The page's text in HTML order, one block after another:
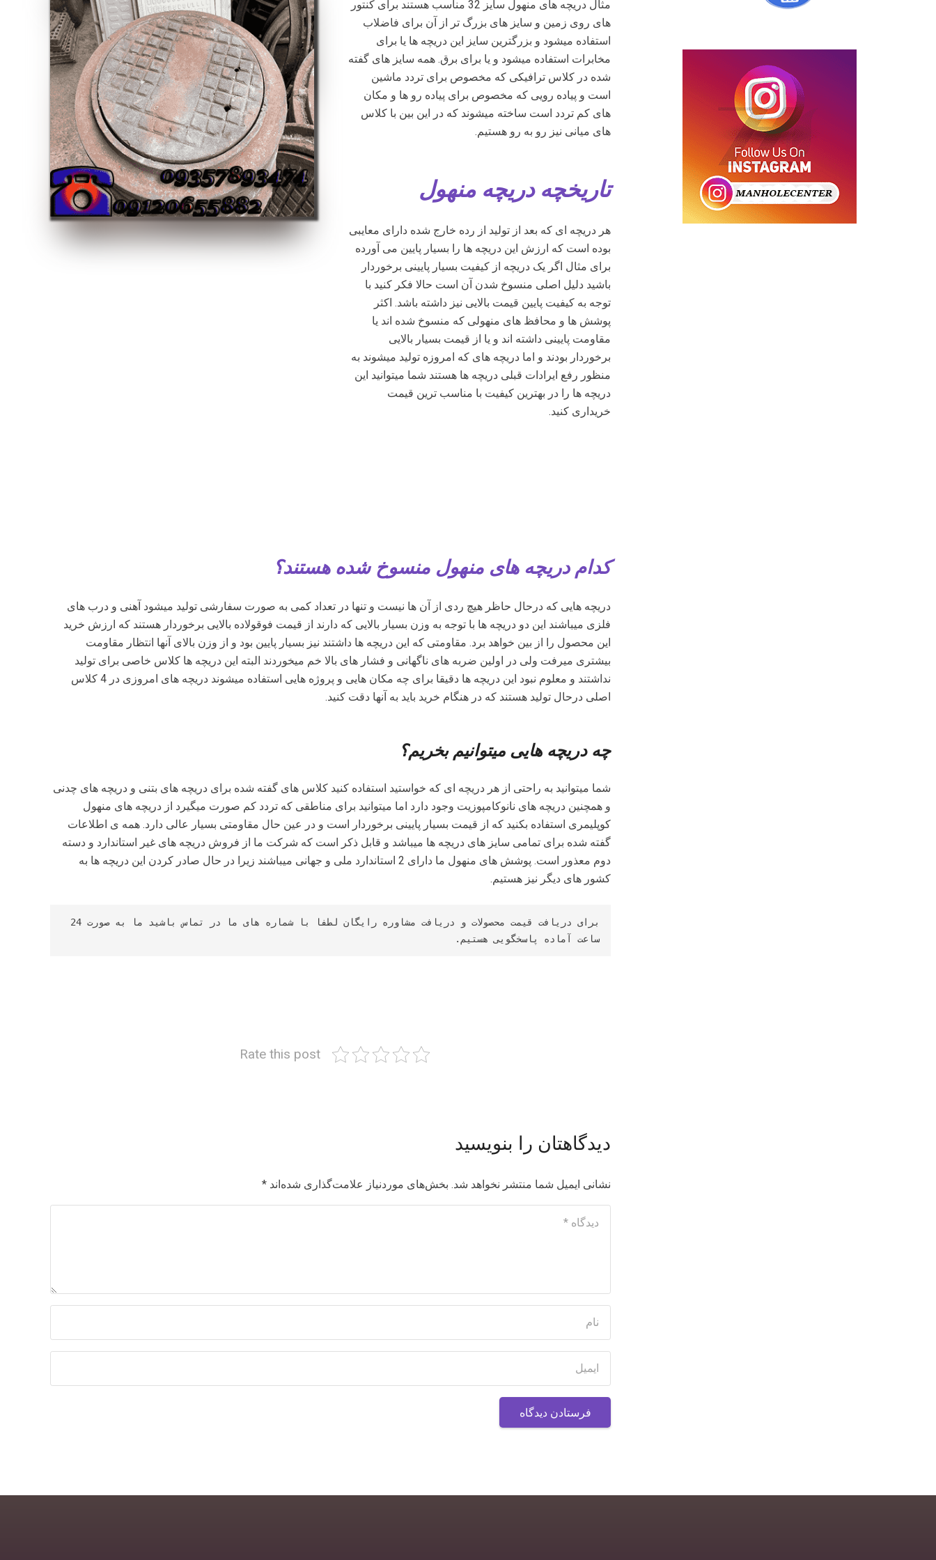
مثال دریچه های منهول سایز 32 مناسب هستند برای کنتور
های روی زمین و سایز های بزرگ تر از آن برای فاضلاب
استفاده میشود و بزرگترین سایز این دریچه ها یا برای
مخابرات استفاده میشود و یا برای برق. همه سایز های گفته
شده در کلاس ترافیکی که مخصوص برای تردد ماشین
است و پیاده رویی که مخصوص برای پیاده رو ها و مکان
های کم تردد است ساخته میشوند که در این بین با کلاس
های میانی نیز رو به رو هستیم.
تاریخچه دریچه منهول
هر دریچه ای که بعد از تولید از رده خارج شده دارای معایبی
بوده است که ارزش این دریچه ها را بسیار پایین می آورده
برای مثال اگر یک دریچه از کیفیت بسیار پایینی برخوردار
باشید دلیل اصلی منسوخ شدن آن است حالا فکر کنید با
توجه به کیفیت پایین قیمت بالایی نیز داشته باشد. اکثر
پوشش ها و محافظ های منهولی که منسوخ شده اند یا
مقاومت پایینی داشته اند و یا از قیمت بسیار بالایی
برخوردار بودند و اما دریچه های که امروزه تولید میشوند به
منظور رفع ایرادات قبلی دریچه ها هستند شما میتوانید این
دریچه ها را در بهترین کیفیت با مناسب ترین قیمت
خریداری کنید.
کدام دریچه های منهول منسوخ شده هستند؟
دریچه هایی که درحال حاظر هیچ ردی از آن ها نیست و تنها در تعداد کمی به صورت سفارشی تولید میشود آهنی و درب های
فلزی میباشند این دو دریچه ها با توجه به وزن بسیار بالایی که دارند از قیمت فوقولاده بالایی برخوردار هستند که ارزش خرید
این محصول را از بین خواهد برد. مقاومتی که این دریچه ها داشتند نیز بسیار پایین بود و از وزن بالای آنها انتظار مقاومت
بیشتری میرفت ولی در اولین ضربه های ناگهانی و فشار های بالا خم میخوردند البته این دریچه ها کلاس خاصی برای تولید
نداشتند و معلوم نبود این دریچه ها دقیقا برای چه مکان هایی و پروژه هایی استفاده میشوند دریچه های امروزی در 4 کلاس
اصلی درحال تولید هستند که در هنگام خرید باید به آنها دقت کنید.
چه دریچه هایی میتوانیم بخریم؟
شما میتوانید به راحتی از هر دریچه ای که خواستید استفاده کنید کلاس های گفته شده برای دریچه های بتنی و دریچه های چدنی
و همچنین دریچه های نانوکامپوزیت وجود دارد اما میتوانید برای مناطقی که تردد کم صورت میگیرد از دریچه های منهول
کوپلیمری استفاده بکنید که از قیمت بسیار پایینی برخوردار است و در عین حال مقاومتی بسیار عالی دارد. همه ی اطلاعات
گفته شده برای تمامی سایز های دریچه ها میباشد و قابل ذکر است که شرکت ما از فروش دریچه های غیر استاندارد و دسته
دوم معذور است. پوشش های منهول ما دارای 2 استاندارد ملی و جهانی میباشند زیرا در حال صادر کردن این دریچه ها به
کشور های دیگر نیز هستیم.
ساعت آماده پاسخگویی هستیم.
Rate this post
دیدگاهتان را بنویسید
نشانی ایمیل شما منتشر نخواهد شد. بخش‌های موردنیاز علامت‌گذاری شده‌اند *
فرستادن دیدگاه